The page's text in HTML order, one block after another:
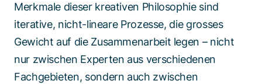
Merkmale dieser kreativen Philosophie sind
iterative, nicht-lineare Prozesse, die grosses
Gewicht auf die Zusammenarbeit legen – nicht
nur zwischen Experten aus verschiedenen
Fachgebieten, sondern auch zwischen